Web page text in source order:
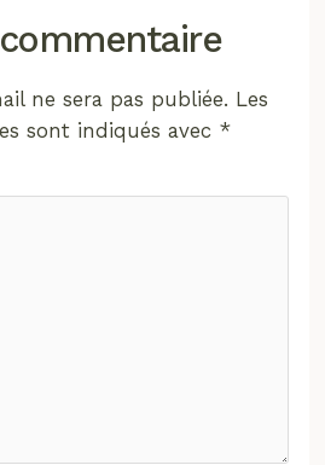
ne sera pas publiée. Les
sont indiqués avec *